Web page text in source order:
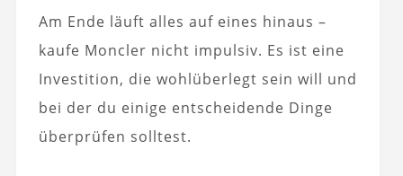
Am Ende läuft alles auf eines hinaus –
kaufe Moncler nicht impulsiv. Es ist eine
Investition, die wohlüberlegt sein will und
bei der du einige entscheidende Dinge
überprüfen solltest.